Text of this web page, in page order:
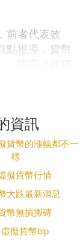
前者代表效
點推導，貨幣
代表的不是
虛擬貨幣不
化貨幣。在
們的共性在於
的符號。這
了。原有含
特例。貨幣
為相對化價
資訊
貨幣的漲幅都不一
樣
擬貨幣行情
大跌最新消息
幣無損搬磚
擬貨幣blp